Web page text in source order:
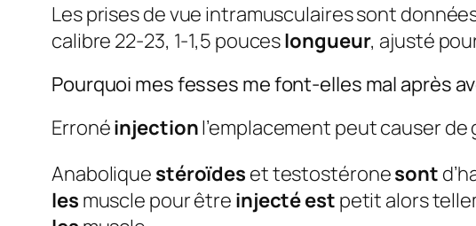
Les prises de vue intramusculaires sont
calibre 22-23, 1-1,5 pouceslongueur, ajusté
Pourquoi mes fesses me font-elles mal après
Erronéinjectionl’emplacement peut causer
Anabolique stéroïdes et testostéronesont
les muscle pour être injecté est petit alors